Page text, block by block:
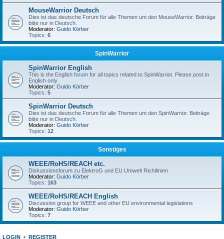
MouseWarrior Deutsch
Dies ist das deutsche Forum für alle Themen um den MouseWarrior. Beiträge
bitte nur in Deutsch.
Moderator: Guido Körber
Topics: 6
SpinWarrior
SpinWarrior English
This is the English forum for all topics related to SpinWarrior. Please post in
English only
Moderator: Guido Körber
Topics: 5
SpinWarrior Deutsch
Dies ist das deutsche Forum für alle Themen um den SpinWarrior. Beiträge
bitte nur in Deutsch.
Moderator: Guido Körber
Topics: 12
Sonstiges
WEEE/RoHS/REACH etc.
Diskussionsforum zu ElektroG und EU Umwelt Richtlinien
Moderator: Guido Körber
Topics: 163
WEEE/RoHS/REACH English
Discussion group for WEEE and other EU environmental legislations
Moderator: Guido Körber
Topics: 7
LOGIN • REGISTER